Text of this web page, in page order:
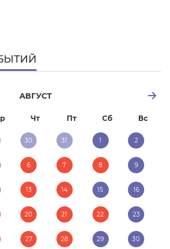
АВГУСТ
Чт Пт Сб Вс
30 31 1 2
6 7 8 9
13 14 15 16
20 21 22 23
27 28 29 30